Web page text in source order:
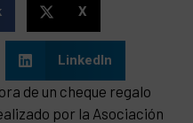
X
LinkedIn
de un cheque regalo
por la Asociación